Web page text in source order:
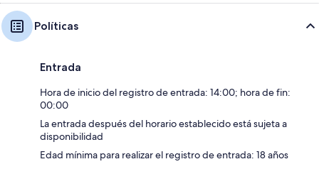
Políticas
Entrada
Hora de inicio del registro de entrada: 14:00; hora de fin:
00:00
La entrada después del horario establecido está sujeta a
disponibilidad
Edad mínima para realizar el registro de entrada: 18 años